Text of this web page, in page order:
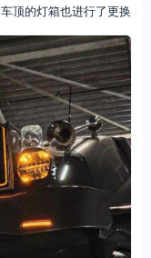
顶的灯箱也进行了更换